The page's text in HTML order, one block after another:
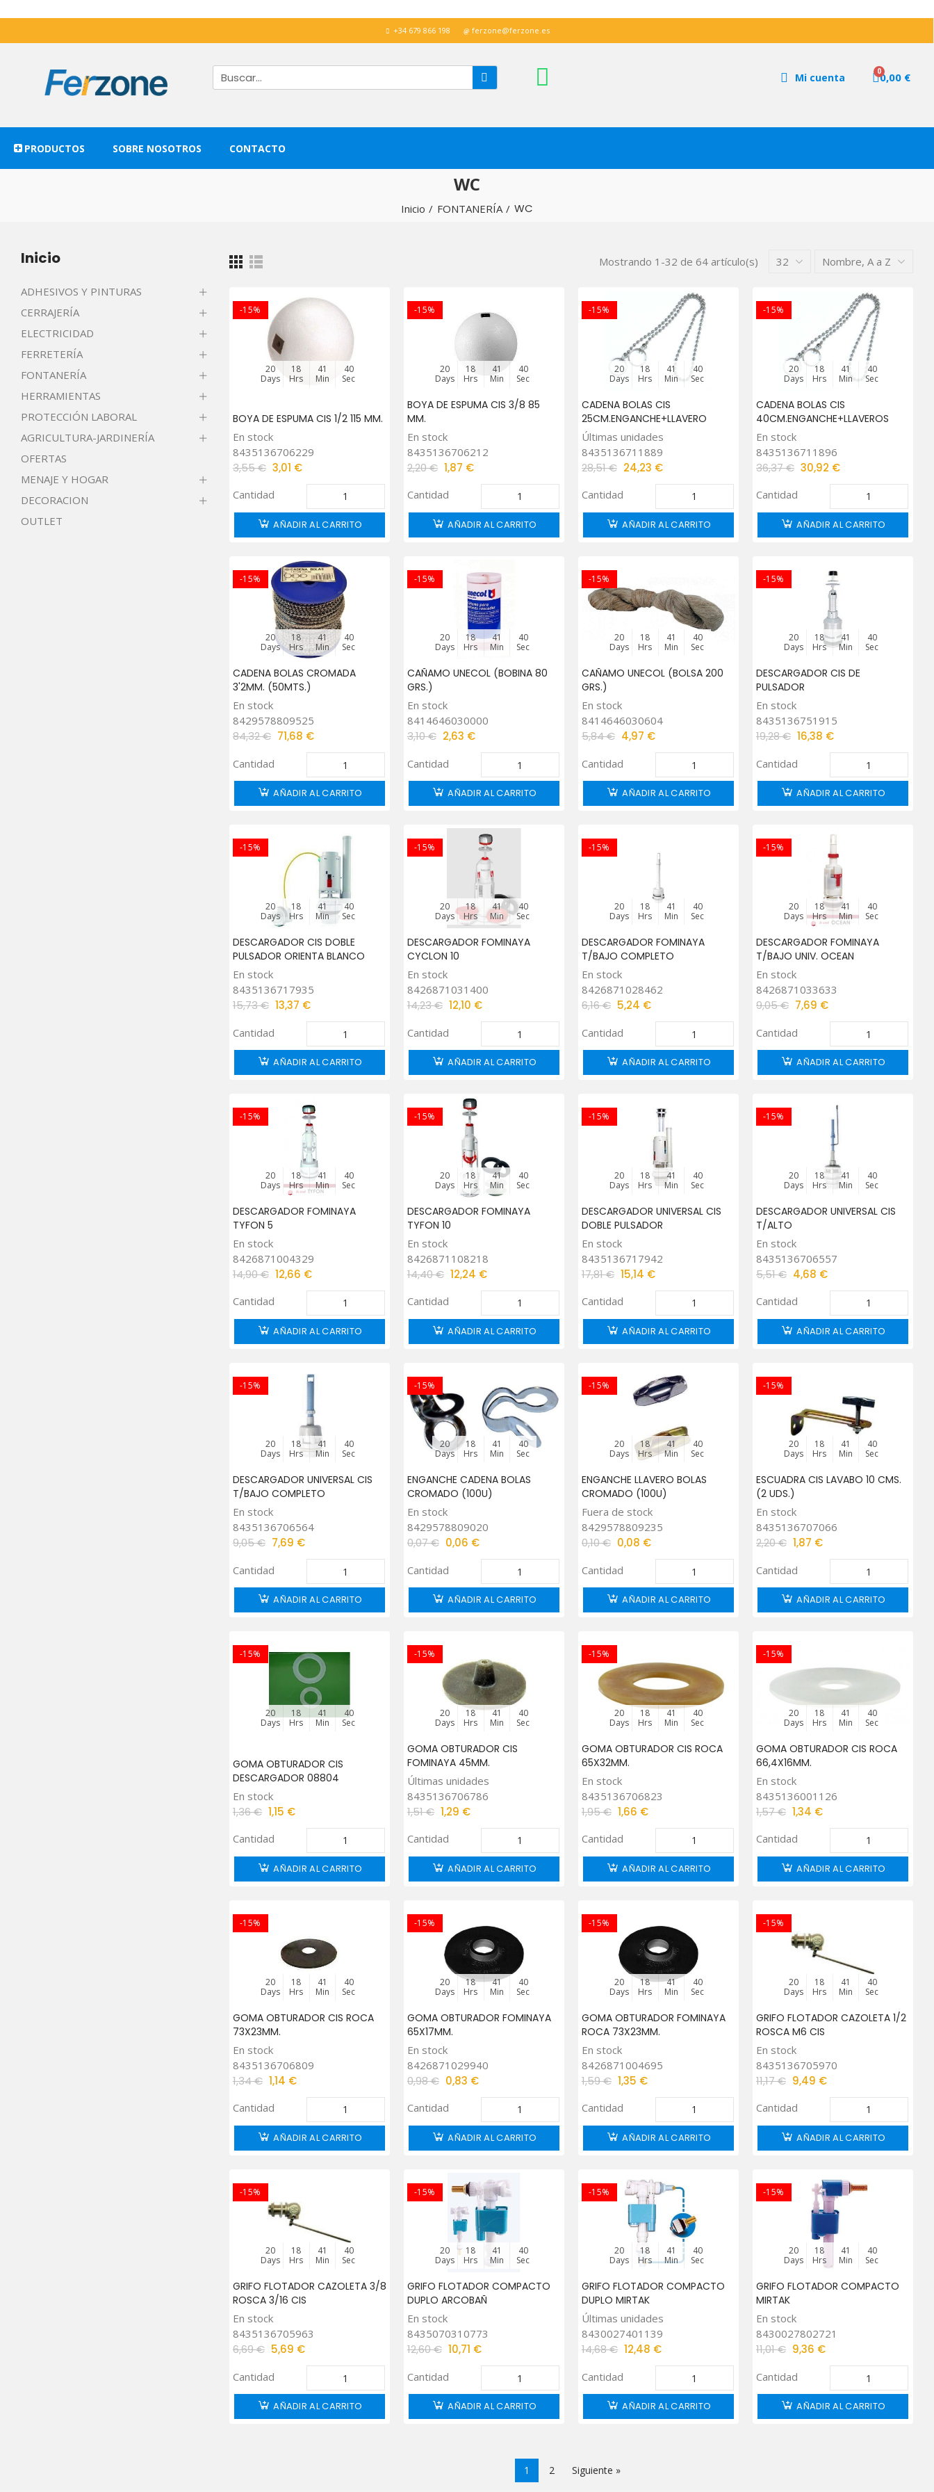
+34 679 866 198 ferzone@ferzone.es
Mi cuenta 0,00 €
PRODUCTOS SOBRE NOSOTROS CONTACTO
WC
Inicio FONTANERÍA WC
Mostrando 1-32 de 64 artículo(s) 32 Nombre, A a Z
-15%
20
Days
18
Hrs
41
Min
39
Sec
BOYA DE ESPUMA CIS 1/2 115 MM.
En stock
8435136706229
3,55 € 3,01 €
Cantidad
AÑADIR AL CARRITO
-15%
20
Days
18
Hrs
41
Min
39
Sec
BOYA DE ESPUMA CIS 3/8 85
MM.
En stock
8435136706212
2,20 € 1,87 €
Cantidad
AÑADIR AL CARRITO
-15%
20
Days
18
Hrs
41
Min
39
Sec
CADENA BOLAS CIS
25CM.ENGANCHE+LLAVERO
Últimas unidades
8435136711889
28,51 € 24,23 €
Cantidad
AÑADIR AL CARRITO
-15%
20
Days
18
Hrs
41
Min
39
Sec
CADENA BOLAS CIS
40CM.ENGANCHE+LLAVEROS
En stock
8435136711896
36,37 € 30,92 €
Cantidad
AÑADIR AL CARRITO
-15%
20
Days
18
Hrs
41
Min
39
Sec
CADENA BOLAS CROMADA
3'2MM. (50MTS.)
En stock
8429578809525
84,32 € 71,68 €
Cantidad
AÑADIR AL CARRITO
-15%
20
Days
18
Hrs
41
Min
39
Sec
CAÑAMO UNECOL (BOBINA 80
GRS.)
En stock
8414646030000
3,10 € 2,63 €
Cantidad
AÑADIR AL CARRITO
-15%
20
Days
18
Hrs
41
Min
39
Sec
CAÑAMO UNECOL (BOLSA 200
GRS.)
En stock
8414646030604
5,84 € 4,97 €
Cantidad
AÑADIR AL CARRITO
-15%
20
Days
18
Hrs
41
Min
39
Sec
DESCARGADOR CIS DE
PULSADOR
En stock
8435136751915
19,28 € 16,38 €
Cantidad
AÑADIR AL CARRITO
-15%
20
Days
18
Hrs
41
Min
39
Sec
DESCARGADOR CIS DOBLE
PULSADOR ORIENTA BLANCO
En stock
8435136717935
15,73 € 13,37 €
Cantidad
AÑADIR AL CARRITO
-15%
20
Days
18
Hrs
41
Min
39
Sec
DESCARGADOR FOMINAYA
CYCLON 10
En stock
8426871031400
14,23 € 12,10 €
Cantidad
AÑADIR AL CARRITO
-15%
20
Days
18
Hrs
41
Min
39
Sec
DESCARGADOR FOMINAYA
T/BAJO COMPLETO
En stock
8426871028462
6,16 € 5,24 €
Cantidad
AÑADIR AL CARRITO
-15%
20
Days
18
Hrs
41
Min
39
Sec
DESCARGADOR FOMINAYA
T/BAJO UNIV. OCEAN
En stock
8426871033633
9,05 € 7,69 €
Cantidad
AÑADIR AL CARRITO
-15%
20
Days
18
Hrs
41
Min
39
Sec
DESCARGADOR FOMINAYA
TYFON 5
En stock
8426871004329
14,90 € 12,66 €
Cantidad
AÑADIR AL CARRITO
-15%
20
Days
18
Hrs
41
Min
39
Sec
DESCARGADOR FOMINAYA
TYFON 10
En stock
8426871108218
14,40 € 12,24 €
Cantidad
AÑADIR AL CARRITO
-15%
20
Days
18
Hrs
41
Min
39
Sec
DESCARGADOR UNIVERSAL CIS
DOBLE PULSADOR
En stock
8435136717942
17,81 € 15,14 €
Cantidad
AÑADIR AL CARRITO
-15%
20
Days
18
Hrs
41
Min
39
Sec
DESCARGADOR UNIVERSAL CIS
T/ALTO
En stock
8435136706557
5,51 € 4,68 €
Cantidad
AÑADIR AL CARRITO
-15%
20
Days
18
Hrs
41
Min
39
Sec
DESCARGADOR UNIVERSAL CIS
T/BAJO COMPLETO
En stock
8435136706564
9,05 € 7,69 €
Cantidad
AÑADIR AL CARRITO
-15%
20
Days
18
Hrs
41
Min
39
Sec
ENGANCHE CADENA BOLAS
CROMADO (100U)
En stock
8429578809020
0,07 € 0,06 €
Cantidad
AÑADIR AL CARRITO
-15%
20
Days
18
Hrs
41
Min
39
Sec
ENGANCHE LLAVERO BOLAS
CROMADO (100U)
Fuera de stock
8429578809235
0,10 € 0,08 €
Cantidad
AÑADIR AL CARRITO
-15%
20
Days
18
Hrs
41
Min
39
Sec
ESCUADRA CIS LAVABO 10 CMS.
(2 UDS.)
En stock
8435136707066
2,20 € 1,87 €
Cantidad
AÑADIR AL CARRITO
-15%
20
Days
18
Hrs
41
Min
39
Sec
GOMA OBTURADOR CIS
DESCARGADOR 08804
En stock
1,36 € 1,15 €
Cantidad
AÑADIR AL CARRITO
-15%
20
Days
18
Hrs
41
Min
39
Sec
GOMA OBTURADOR CIS
FOMINAYA 45MM.
Últimas unidades
8435136706786
1,51 € 1,29 €
Cantidad
AÑADIR AL CARRITO
-15%
20
Days
18
Hrs
41
Min
39
Sec
GOMA OBTURADOR CIS ROCA
65X32MM.
En stock
8435136706823
1,95 € 1,66 €
Cantidad
AÑADIR AL CARRITO
-15%
20
Days
18
Hrs
41
Min
39
Sec
GOMA OBTURADOR CIS ROCA
66,4X16MM.
En stock
8435136001126
1,57 € 1,34 €
Cantidad
AÑADIR AL CARRITO
-15%
20
Days
18
Hrs
41
Min
39
Sec
GOMA OBTURADOR CIS ROCA
73X23MM.
En stock
8435136706809
1,34 € 1,14 €
Cantidad
AÑADIR AL CARRITO
-15%
20
Days
18
Hrs
41
Min
39
Sec
GOMA OBTURADOR FOMINAYA
65X17MM.
En stock
8426871029940
0,98 € 0,83 €
Cantidad
AÑADIR AL CARRITO
-15%
20
Days
18
Hrs
41
Min
39
Sec
GOMA OBTURADOR FOMINAYA
ROCA 73X23MM.
En stock
8426871004695
1,59 € 1,35 €
Cantidad
AÑADIR AL CARRITO
-15%
20
Days
18
Hrs
41
Min
39
Sec
GRIFO FLOTADOR CAZOLETA 1/2
ROSCA M6 CIS
En stock
8435136705970
11,17 € 9,49 €
Cantidad
AÑADIR AL CARRITO
-15%
20
Days
18
Hrs
41
Min
39
Sec
GRIFO FLOTADOR CAZOLETA 3/8
ROSCA 3/16 CIS
En stock
8435136705963
6,69 € 5,69 €
Cantidad
AÑADIR AL CARRITO
-15%
20
Days
18
Hrs
41
Min
39
Sec
GRIFO FLOTADOR COMPACTO
DUPLO ARCOBAÑ
En stock
8435070310773
12,60 € 10,71 €
Cantidad
AÑADIR AL CARRITO
-15%
20
Days
18
Hrs
41
Min
39
Sec
GRIFO FLOTADOR COMPACTO
DUPLO MIRTAK
Últimas unidades
8430027401139
14,68 € 12,48 €
Cantidad
AÑADIR AL CARRITO
-15%
20
Days
18
Hrs
41
Min
39
Sec
GRIFO FLOTADOR COMPACTO
MIRTAK
En stock
8430027802721
11,01 € 9,36 €
Cantidad
AÑADIR AL CARRITO
1 2 Siguiente »
Inicio
ADHESIVOS Y PINTURAS
CERRAJERÍA
ELECTRICIDAD
FERRETERÍA
FONTANERÍA
HERRAMIENTAS
PROTECCIÓN LABORAL
AGRICULTURA-JARDINERÍA
OFERTAS
MENAJE Y HOGAR
DECORACION
OUTLET